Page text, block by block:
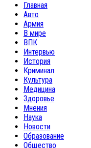
Главная
Авто
Армия
В мире
ВПК
Интервью
История
Криминал
Культура
Медицина
Здоровье
Мнения
Наука
Новости
Образование
Общество